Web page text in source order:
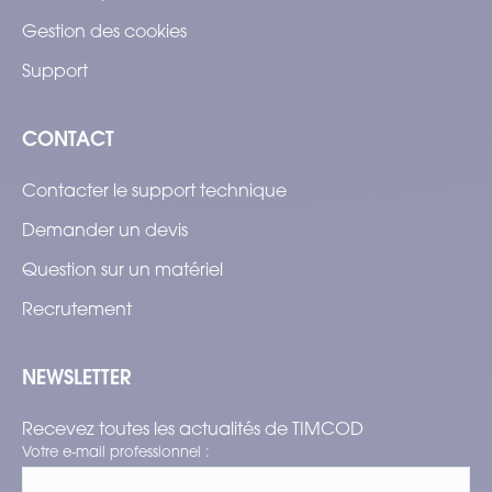
Gestion des cookies
Support
CONTACT
Contacter le support technique
Demander un devis
Question sur un matériel
Recrutement
NEWSLETTER
Recevez toutes les actualités de TIMCOD
Votre e-mail professionnel :